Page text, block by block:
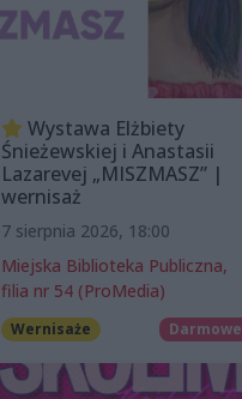
Wystawa Elżbiety
Śnieżewskiej i Anastasii
Lazarevej „MISZMASZ” |
wernisaż
7 sierpnia 2026, 18:00
Miejska Biblioteka Publiczna,
filia nr 54 (ProMedia)
Wernisaże Darmowe